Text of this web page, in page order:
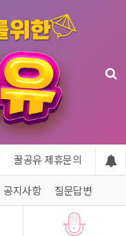
꿀공유 제휴문의
공지사항 질문답변